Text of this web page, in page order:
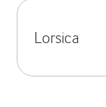
Lorsica